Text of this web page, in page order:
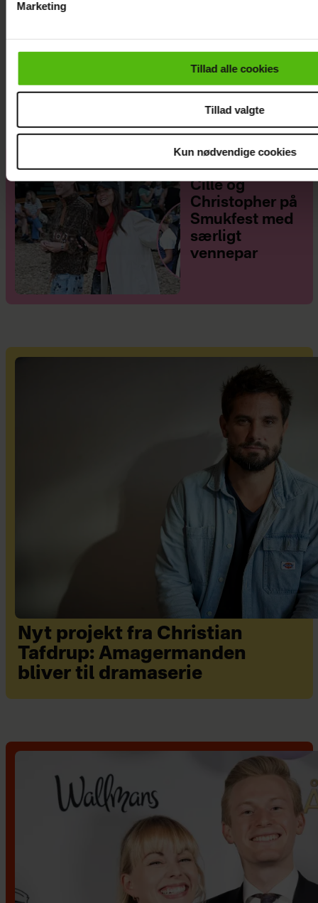
cookiepolitik.
Marketing
Tillad alle cookies
Tillad valgte
Kun nødvendige cookies
Janni Ree afsted for første gang: Jeg er
nervøs!
Se billederne:
Cille og
Christopher på
Smukfest med
særligt
vennepar
Nyt projekt fra Christian
Tafdrup: Amagermanden
bliver til dramaserie